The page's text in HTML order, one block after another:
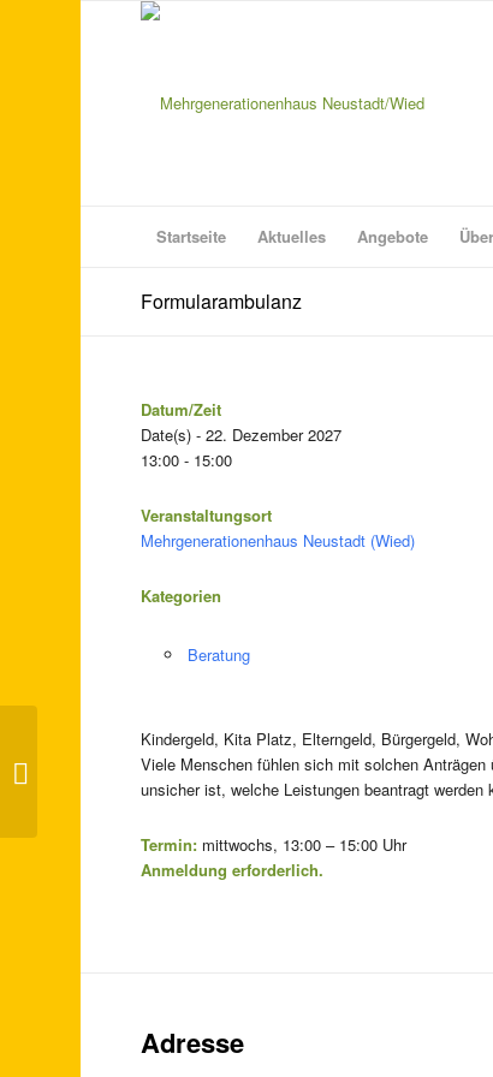
Startseite Aktuelles Angebote
Formularambulanz
Datum/Zeit
Date(s) - 22. Dezember 2027
13:00 - 15:00
Veranstaltungsort
Mehrgenerationenhaus Neustadt (Wied)
Kategorien
Beratung
Kindergeld, Kita Platz, Elterngeld, Bürgergeld,
Viele Menschen fühlen sich mit solchen
unsicher ist, welche Leistungen beantragt
Termin: mittwochs, 13:00 – 15:00 Uhr
Anmeldung erforderlich.
Adresse
Selbsthilfegruppe – Verlassene Eltern